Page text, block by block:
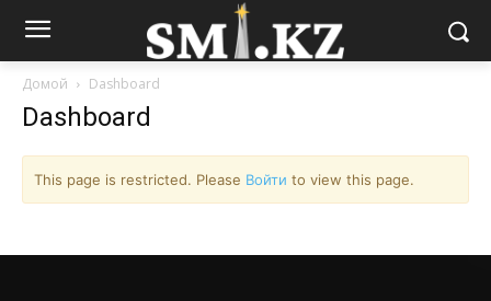
Домой Dashboard
Dashboard
This page is restricted. Please Войти to view this page.